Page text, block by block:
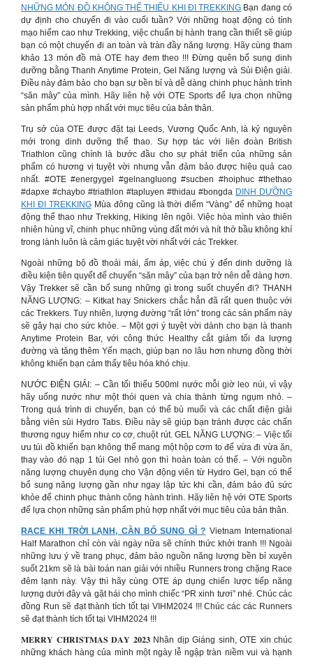
NHỮNG MÓN ĐỒ KHÔNG THỂ THIẾU KHI ĐI TREKKING Bạn đang có
dự định cho chuyến đi vào cuối tuần? Với những hoạt động có tính
mạo hiểm cao như Trekking, việc chuẩn bị hành trang cần thiết sẽ giúp
bạn có một chuyến đi an toàn và tràn đầy năng lượng. Hãy cùng tham
khảo 13 món đồ mà OTE hay đem theo !!! Đừng quên bổ sung dinh
dưỡng bằng Thanh Anytime Protein, Gel Năng lượng và Sủi Điện giải.
Điều này đảm bảo cho bạn sự bền bỉ và dễ dàng chinh phục hành trình
“săn mây” của mình. Hãy liên hệ với OTE Sports để lựa chọn những
sản phẩm phù hợp nhất với mục tiêu của bản thân.
Trụ sở của OTE được đặt tại Leeds, Vương Quốc Anh, là kỷ nguyên
mới trong dinh dưỡng thể thao. Sự hợp tác với liên đoàn British
Triathlon cũng chính là bước đầu cho sự phát triển của những sản
phẩm có hương vị tuyệt vời nhưng vẫn đảm bảo được hiệu quả cao
nhất. #OTE #energygel #gelnangluong #sucben #hoiphuc #thethao
#dapxe #chaybo #triathlon #tapluyen #thidau #bongda DINH DƯỠNG
KHI ĐI TREKKINGMùa đông cũng là thời điểm “Vàng” để những hoạt
động thể thao như Trekking, Hiking lên ngôi. Việc hòa mình vào thiên
nhiên hùng vĩ, chinh phục những vùng đất mới và hít thở bầu không khí
trong lành luôn là cảm giác tuyệt vời nhất với các Trekker.
Ngoài những bộ đồ thoải mái, ấm áp, việc chú ý đến dinh dưỡng là
điều kiện tiên quyết để chuyến “săn mây” của bạn trở nên dễ dàng hơn.
Vậy Trekker sẽ cần bổ sung những gì trong suốt chuyến đi? THANH
NĂNG LƯỢNG: – Kitkat hay Snickers chắc hẳn đã rất quen thuộc với
các Trekkers. Tuy nhiên, lượng đường “rất lớn” trong các sản phẩm này
sẽ gây hại cho sức khỏe. – Một gợi ý tuyệt vời dành cho bạn là thanh
Anytime Protein Bar, với công thức Healthy cắt giảm tối đa lượng
đường và tăng thêm Yến mạch, giúp bạn no lâu hơn nhưng đồng thời
không khiến bạn cảm thấy tiêu hóa khó chịu.
NƯỚC ĐIỆN GIẢI: – Cần tối thiểu 500ml nước mỗi giờ leo núi, vì vậy
hãy uống nước như một thói quen và chia thành từng ngụm nhỏ. –
Trong quá trình di chuyển, bạn có thể bù muối và các chất điện giải
bằng viên sủi Hydro Tabs. Điều này sẽ giúp bạn tránh được các chấn
thương nguy hiểm như co cơ, chuột rút. GEL NĂNG LƯỢNG: – Việc tối
ưu túi đồ khiến bạn không thể mang một hộp cơm to để vừa đi vừa ăn,
thay vào đó nạp 1 túi Gel nhỏ gọn thì hoàn toàn có thể. – Với nguồn
năng lượng chuyên dụng cho Vận động viên từ Hydro Gel, bạn có thể
bổ sung năng lượng gần như ngay lập tức khi cần, đảm bảo đủ sức
khỏe để chinh phục thành công hành trình. Hãy liên hệ với OTE Sports
để lựa chọn những sản phẩm phù hợp nhất với mục tiêu của bản thân.
RACE KHI TRỜI LẠNH, CẦN BỔ SUNG GÌ ? Vietnam International
Half Marathon chỉ còn vài ngày nữa sẽ chính thức khởi tranh !!! Ngoài
những lưu ý về trang phục, đảm bảo nguồn năng lượng bền bỉ xuyên
suốt 21km sẽ là bài toán nan giải với nhiều Runners trong chặng Race
đêm lạnh này. Vậy thì hãy cùng OTE áp dụng chiến lược tiếp năng
lượng dưới đây và gặt hái cho mình chiếc “PR xinh tươi” nhé. Chúc các
đồng Run sẽ đạt thành tích tốt tại VIHM2024 !!! Chúc các các Runners
sẽ đạt thành tích tốt tại VIHM2024 !!!
𝐌𝐄𝐑𝐑𝐘 𝐂𝐇𝐑𝐈𝐒𝐓𝐌𝐀𝐒 𝐃𝐀𝐘 𝟐𝟎𝟐𝟑 Nhân dịp Giáng sinh, OTE xin chúc
những khách hàng của mình một ngày lễ ngập tràn niềm vui và hạnh